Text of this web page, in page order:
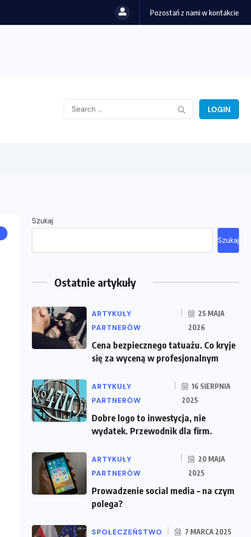
Pozostań z nami w kontakcie
LOGIN
Szukaj
Szukaj
Ostatnie artykuły
ARTYKUŁY
PARTNERÓW
25 MAJA
2026
Cena bezpiecznego tatuażu. Co kryje
się za wyceną w profesjonalnym
ARTYKUŁY
PARTNERÓW
16 SIERPNIA
2025
Dobre logo to inwestycja, nie
wydatek. Przewodnik dla firm.
ARTYKUŁY
PARTNERÓW
20 MAJA
2025
Prowadzenie social media – na czym
polega?
SPOŁECZEŃSTWO 7 MARCA 2025